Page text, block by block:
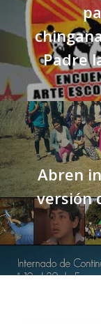
Padre
Abren
versión